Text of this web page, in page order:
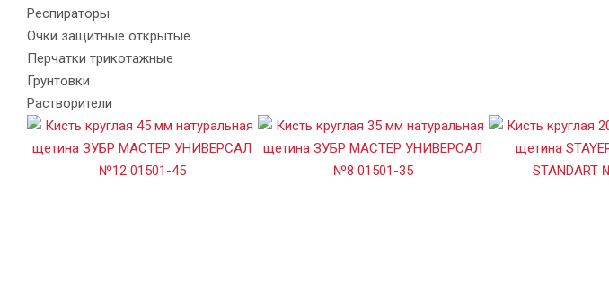
Респираторы
Очки защитные открытые
Перчатки трикотажные
Грунтовки
Растворители